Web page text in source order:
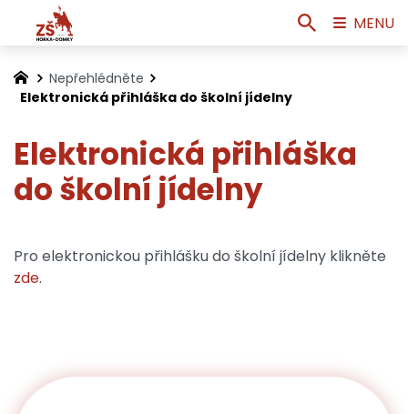
Nepřehlédněte
Elektronická přihláška do školní jídelny
Elektronická přihláška
do školní jídelny
Pro elektronickou přihlášku do školní jídelny klikněte
zde.
MENU